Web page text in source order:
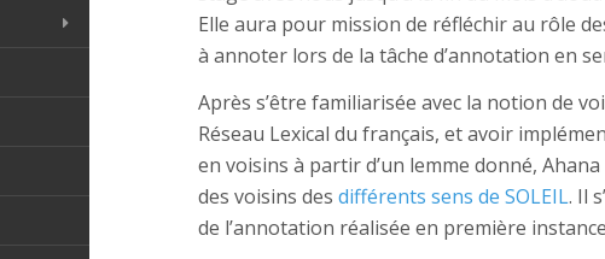
Elle aura pour mission de réfléchir au rôle
à annoter lors de la tâche d’annotation en
Après s’être familiarisée avec la notion de
Réseau Lexical du français, et avoir
en voisins à partir d’un lemme donné,
des voisins des différents sens de SOLEIL. Il
de l’annotation réalisée en première